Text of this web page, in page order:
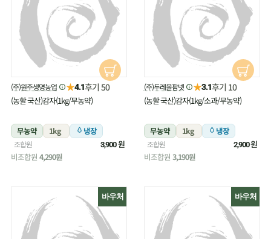
(주)원주생명농업 ★4.1후기 50
(농할 국산)감자(1kg/무농약)
무농약 1kg 냉장
조합원 3,900원
비조합원 4,290원
(주)두레올팜넷 ★3.1후기 10
(농할 국산)감자(1kg/소과/무농약)
무농약 1kg 냉장
조합원 2,900원
비조합원 3,190원
바우처 바우처